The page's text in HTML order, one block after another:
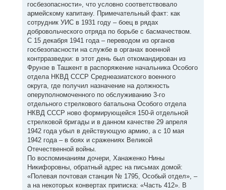
госбезопасности», что условно соответствовало
армейскому капитану. Примечательный факт: как
сотрудник УИС в 1931 году – боец в рядах
добровольческого отряда по борьбе с басмачеством.
С 15 декабря 1941 года – переводом из органов
госбезопасности на службе в органах военной
контрразведки: в этот день был откомандирован из
Фрунзе в Ташкент в распоряжение начальника Особого
отдела НКВД СССР Среднеазиатского военного
округа, где получил назначение на должность
оперуполномоченного по обслуживанию 3-го
отдельного стрелкового батальона Особого отдела
НКВД СССР ново формирующейся 150-й отдельной
стрелковой бригады и в данном качестве 29 апреля
1942 года убыл в действующую армию, а с 10 мая
1942 года – в боях и сражениях Великой
Отечественной войны.
По воспоминаниям дочери, Ханаженко Нины
Никифоровны, обратный адрес на письмах домой:
«Полевая почтовая станция № 1795, Особый отдел», –
а на некоторых конвертах приписка: «Часть 412». В